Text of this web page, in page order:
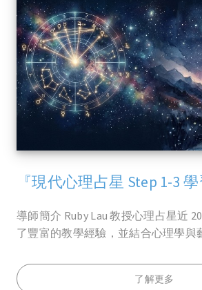
『現代心理占星 Step 1-3 學
導師簡介 Ruby Lau 教授心理占星近
了豐富的教學經驗，並結合心理學與
了解更多